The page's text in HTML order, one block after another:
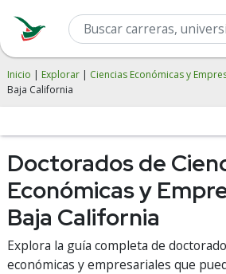
Inicio | Explorar | Ciencias Económicas y
Baja California
Doctorados de
Económicas y
Baja California
Explora la guía completa de
económicas y empresariales que